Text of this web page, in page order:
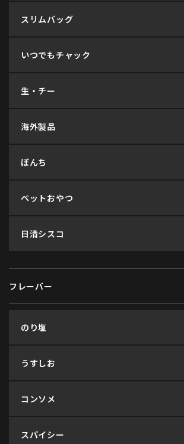
スリムバッグ
いつでもチャック
生・チー
海外製品
ぼんち
ペットおやつ
日清シスコ
フレーバー
のり塩
うすしお
コンソメ
スパイシー